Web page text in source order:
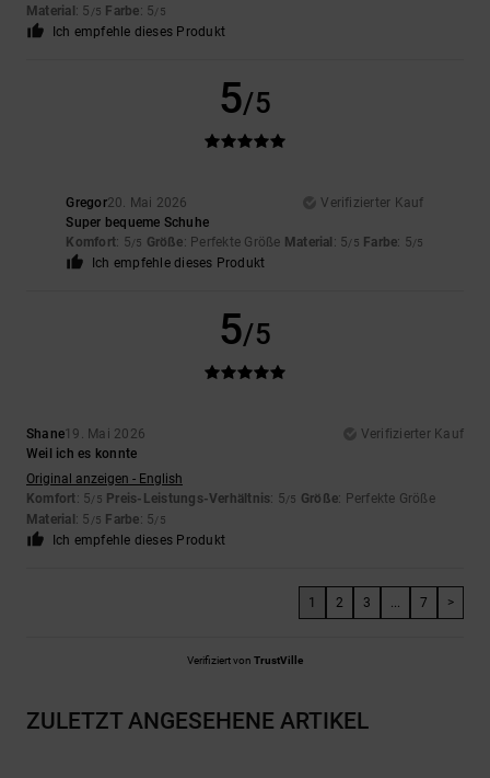
Material : 5 /5 Farbe: 5/5
Ich empfehle dieses Produkt
5/5
Gregor20. Mai 2026
Verifizierter Kauf
Super bequeme Schuhe
Komfort: 5/5 Größe: Perfekte Größe Material : 5/5 Farbe: 5/5
Ich empfehle dieses Produkt
5/5
Shane19. Mai 2026
Verifizierter Kauf
Weil ich es konnte
Original anzeigen - English
Komfort: 5/5 Preis-Leistungs-Verhältnis: 5/5 Größe: Perfekte Größe
Material : 5 /5 Farbe: 5/5
Ich empfehle dieses Produkt
1 2 3 ... 7 >
Verifiziert von TrustVille
ZULETZT ANGESEHENE ARTIKEL